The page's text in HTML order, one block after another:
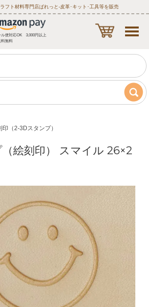
フト材料専門店ぱれっと‐皮革･キット･工具等を販売
ル便対応OK 3,000円以上
料無料
印（2-3Dスタンプ）
絵刻印） スマイル 26×2